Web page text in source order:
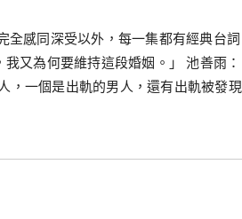
全感同深受以外，每一集都有經典台詞
又為何要維持這段婚姻。」 池善雨：
，一個是出軌的男人，還有出軌被發現